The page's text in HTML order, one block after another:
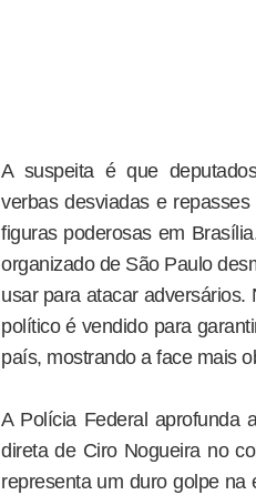
A suspeita é que
verbas desviadas e
figuras poderosas em
organizado de São Paulo
usar para atacar
político é vendido para
país, mostrando a face mais
A Polícia Federal aprofunda
direta de Ciro Nogueira no
representa um duro golpe